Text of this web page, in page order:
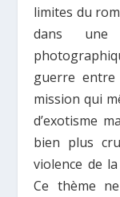
limites du
dans une
guerre entre
mission qui
d’exotisme
bien plus
violence de
Ce thème